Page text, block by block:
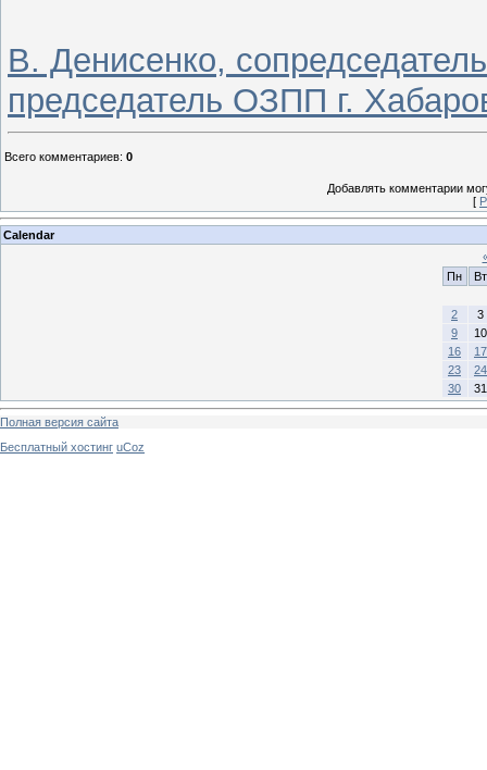
В. Денисенко,
председатель ОЗПП г.
Всего комментариев: 0
Добавлять комментарии
[
Calendar
Пн
Вт
2
3
9
10
16
17
23
24
30
31
Полная версия сайта
Бесплатный хостинг uCoz